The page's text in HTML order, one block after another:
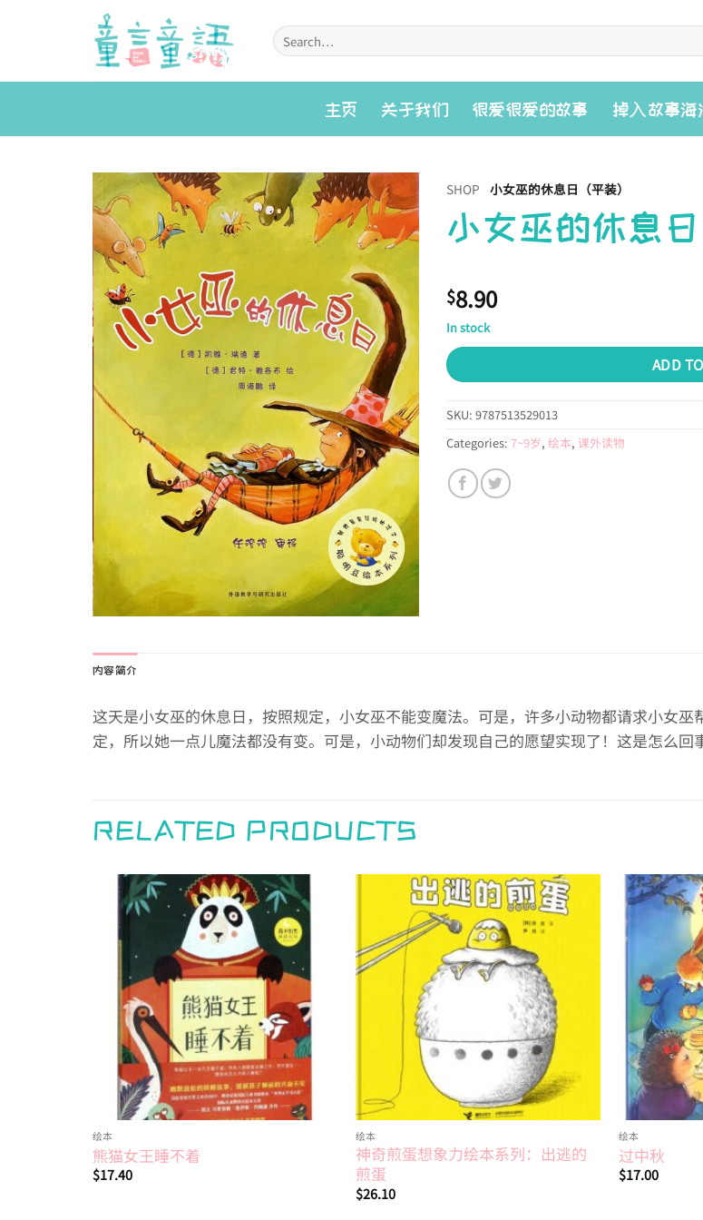
Search
for:
主页 关于我们 很爱很爱的故事 掉入故事海
Add to
wishlist
SHOP 小女巫的休息日（平装）
小女巫的休息日
$8.90
In stock
ADD
SKU: 9787513529013
Categories: 7~9岁, 绘本, 课外读物
内容简介
这天是小女巫的休息日，按照规定，小女巫不能变魔法。可是，许多小动物都请求小女
定，所以她一点儿魔法都没有变。可是，小动物们却发现自己的愿望实现了！这是怎么回
RELATED PRODUCTS
Add to
wishlist
绘本
熊猫女王睡不着
$17.40
Add to
绘本
神奇煎蛋想象力绘本系列：出逃的
煎蛋
$26.10
绘本
过中秋
$17.00